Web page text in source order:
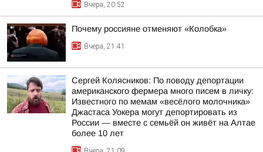
Вчера, 20:52
Почему россияне отменяют «Колобка»
Вчера, 21:41
Сергей Колясников: По поводу депортации
американского фермера много писем в личку:
Известного по мемам «весёлого молочника»
Джастаса Уокера могут депортировать из
России — вместе с семьёй он живёт на Алтае
более 10 лет